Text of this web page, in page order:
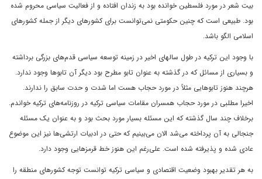
بیت شعر در مورد فلسطین خوانده بود به زندان افتاده و از فعالیت سیاسی محروم شده
بود. طبیعی است که چنین حکومتی نمی‌توانست برای کشورهای دیگر از جمله کشورهای
اسلامی ‌الگو باشد.
با وجود این ترکیه در طول سالهای اخیر در زمینه توسعه سیاسی قدم‌های بزرگی برداشته
و بسیاری از مسائل که در گذشته به عنوان تابو مطرح بود دیگر آن تابوها وجود ندارد.
هرچند هنوز تابوهایی مثلاً‌ در مورد حجاب هست اما شدت و حدت سابق را ندارند.
اخیرا مطلبی در مورد حجاب همسران مقامات سیاسی ترکیه در روزنامه‌های ترکیه خواندم.
برخلاف چند سال گذشته که این مسئله بسیار مورد بحث بود و به عنوان یک مسئله
جنجالی به آن پرداخته می‌شد الان می‌بینیم که حتی در ادبیات ارتشی‌ها نیز این موضوع
عادی شده و پذیرفته شده است. علی‌رغم این هنوز خط قرمزهایی وجود دارد.
به هر تقدیر بهبود وضعیت اقتصادی و سیاسی ترکیه توانست توجه کشورهای منطقه را